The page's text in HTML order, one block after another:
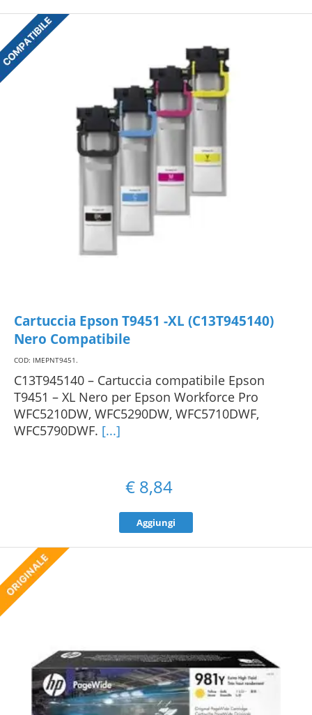
Cartuccia Epson T9451 -XL (C13T945140)
Nero Compatibile
COD: IMEPNT9451.
C13T945140 – Cartuccia compatibile Epson
T9451 – XL Nero per Epson Workforce Pro
WFC5210DW, WFC5290DW, WFC5710DWF,
WFC5790DWF. [...]
€ 8,84
Aggiungi